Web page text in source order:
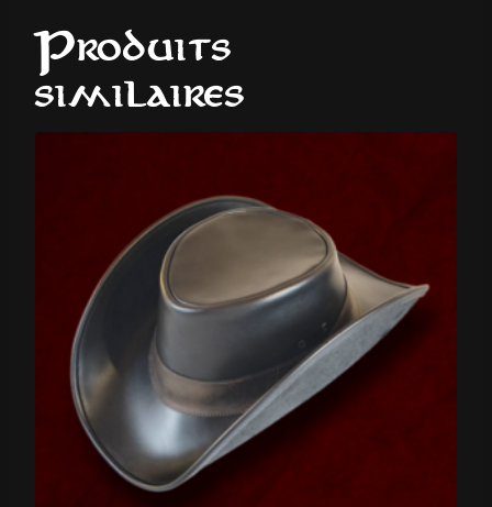
Produits
similaires